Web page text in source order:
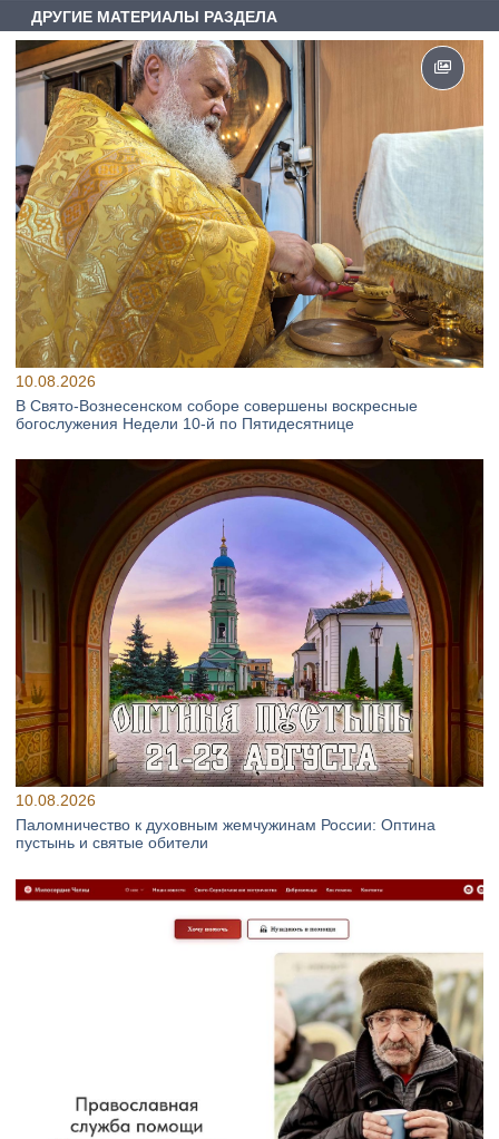
ДРУГИЕ МАТЕРИАЛЫ РАЗДЕЛА
10.08.2026
В Свято‑Вознесенском соборе совершены воскресные
богослужения Недели 10‑й по Пятидесятнице
10.08.2026
Паломничество к духовным жемчужинам России: Оптина
пустынь и святые обители